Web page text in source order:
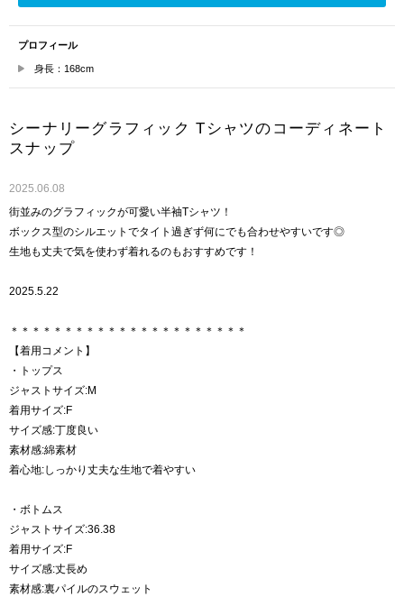
プロフィール
身長：168cm
シーナリーグラフィック Tシャツのコーディネート
スナップ
2025.06.08
街並みのグラフィックが可愛い半袖Tシャツ！
ボックス型のシルエットでタイト過ぎず何にでも合わせやすいです◎
生地も丈夫で気を使わず着れるのもおすすめです！
2025.5.22
＊＊＊＊＊＊＊＊＊＊＊＊＊＊＊＊＊＊＊＊＊＊
【着用コメント】
・トップス
ジャストサイズ:M
着用サイズ:F
サイズ感:丁度良い
素材感:綿素材
着心地:しっかり丈夫な生地で着やすい
・ボトムス
ジャストサイズ:36.38
着用サイズ:F
サイズ感:丈長め
素材感:裏パイルのスウェット